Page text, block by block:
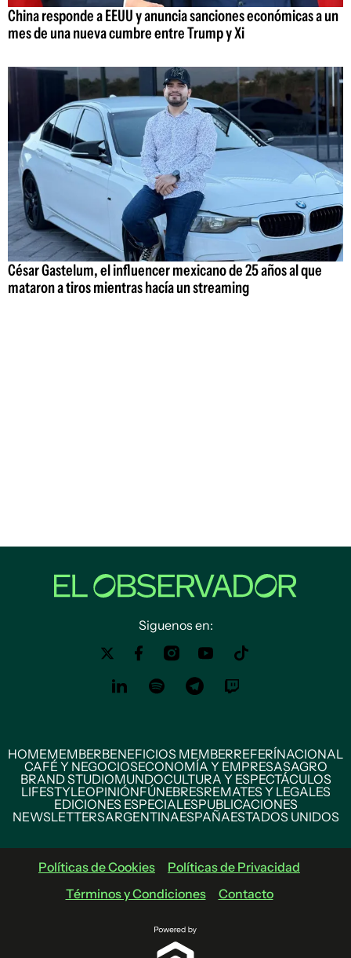
China responde a EEUU y anuncia sanciones económicas a un
mes de una nueva cumbre entre Trump y Xi
César Gastelum, el influencer mexicano de 25 años al que
mataron a tiros mientras hacía un streaming
Siguenos en:
HOMEMEMBERBENEFICIOS MEMBERREFERÍNACIONAL
CAFÉ Y NEGOCIOSECONOMÍA Y EMPRESASAGRO
BRAND STUDIOMUNDOCULTURA Y ESPECTÁCULOS
LIFESTYLEOPINIÓNFÚNEBRESREMATES Y LEGALES
EDICIONES ESPECIALESPUBLICACIONES
NEWSLETTERSARGENTINAESPAÑAESTADOS UNIDOS
Políticas de Cookies
Políticas de Privacidad
Términos y Condiciones
Contacto